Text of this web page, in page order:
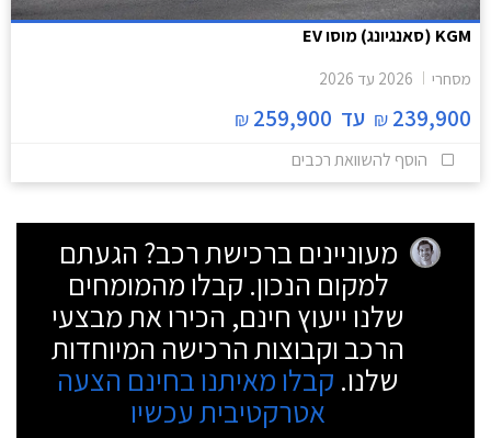
KGM (סאנגיונג) מוסו EV
מסחרי 2026 עד 2026
239,900
₪ עד 259,900
₪
הוסף להשוואת רכבים
מעוניינים ברכישת רכב? הגעתם
למקום הנכון. קבלו מהמומחים
שלנו ייעוץ חינם, הכירו את מבצעי
הרכב וקבוצות הרכישה המיוחדות
שלנו. קבלו מאיתנו בחינם הצעה
אטרקטיבית עכשיו